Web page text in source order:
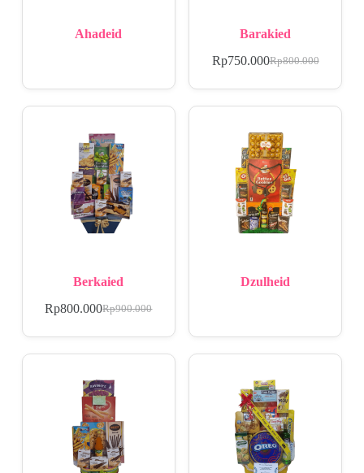
Ahadeid Barakied
Rp800.000
Rp750.000
Berkaied
Rp900.000
Rp800.000
Dzulheid